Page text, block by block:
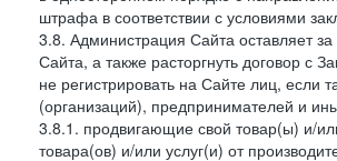
штрафа в соответствии с условиями
3.8. Администрация Сайта оставляет
Сайта, а также расторгнуть договор с
не регистрировать на Сайте лиц, если
(организаций), предпринимателей и
3.8.1. продвигающие свой товар(ы) и/
товара(ов) и/или услуг(и) от